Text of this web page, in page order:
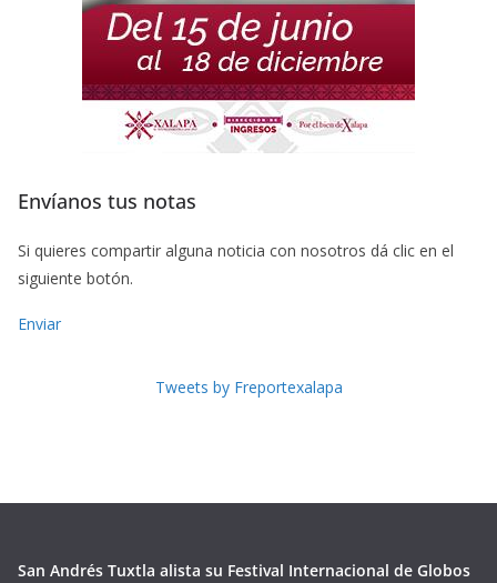
Envíanos tus notas
Si quieres compartir alguna noticia con nosotros dá clic en el
siguiente botón.
Enviar
Tweets by Freportexalapa
San Andrés Tuxtla alista su Festival Internacional de Globos